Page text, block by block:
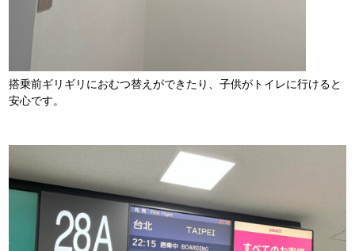
搭乗前ギリギリにおむつ替えができたり、子供がトイレに行けると
安心です。